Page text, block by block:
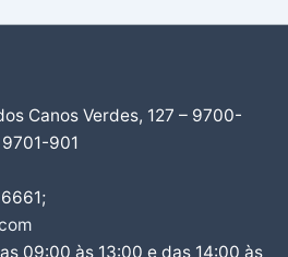
Canos Verdes, 127 – 9700-
901
09:00 às 13:00 e das 14:00 às